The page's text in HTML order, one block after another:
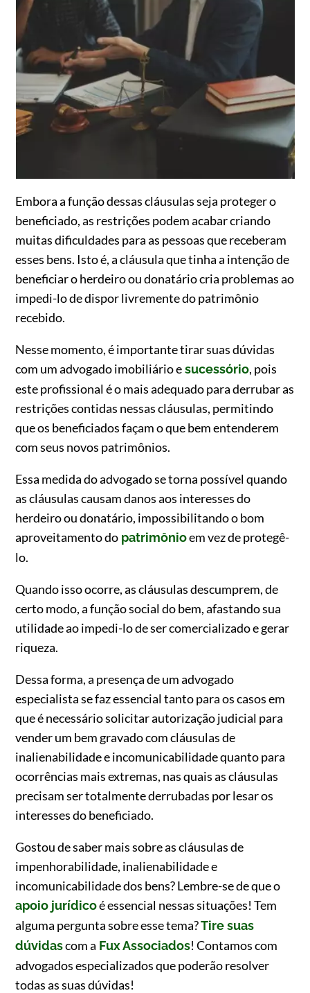
Embora a função dessas cláusulas seja proteger o
beneficiado, as restrições podem acabar criando
muitas dificuldades para as pessoas que receberam
esses bens. Isto é, a cláusula que tinha a intenção de
beneficiar o herdeiro ou donatário cria problemas ao
impedi-lo de dispor livremente do patrimônio
recebido.
Nesse momento, é importante tirar suas dúvidas
com um advogado imobiliário esucessório, pois
este profissional é o mais adequado para derrubar as
restrições contidas nessas cláusulas, permitindo
que os beneficiados façam o que bem entenderem
com seus novos patrimônios.
Essa medida do advogado se torna possível quando
as cláusulas causam danos aos interesses do
herdeiro ou donatário, impossibilitando o bom
aproveitamento do patrimônioem vez de protegê-
lo.
Quando isso ocorre, as cláusulas descumprem, de
certo modo, a função social do bem, afastando sua
utilidade ao impedi-lo de ser comercializado e gerar
riqueza.
Dessa forma, a presença de um advogado
especialista se faz essencial tanto para os casos em
que é necessário solicitar autorização judicial para
vender um bem gravado com cláusulas de
inalienabilidade e incomunicabilidade quanto para
ocorrências mais extremas, nas quais as cláusulas
precisam ser totalmente derrubadas por lesar os
interesses do beneficiado.
Gostou de saber mais sobre as cláusulas de
impenhorabilidade, inalienabilidade e
incomunicabilidade dos bens? Lembre-se de que o
apoio jurídicoé essencial nessas situações! Tem
alguma pergunta sobre esse tema?Tire suas
dúvidascom a Fux Associados! Contamos com
advogados especializados que poderão resolver
todas as suas dúvidas!